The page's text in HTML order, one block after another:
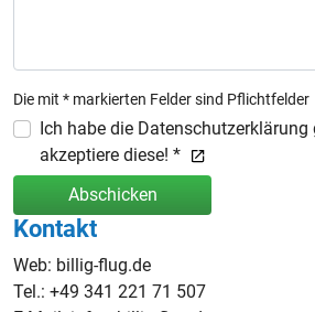
Die mit * markierten Felder sind Pflichtfelder
Ich habe die Datenschutzerklärung
akzeptiere diese! *
Abschicken
Kontakt
Web: billig-flug.de
Tel.: +49 341 221 71 507